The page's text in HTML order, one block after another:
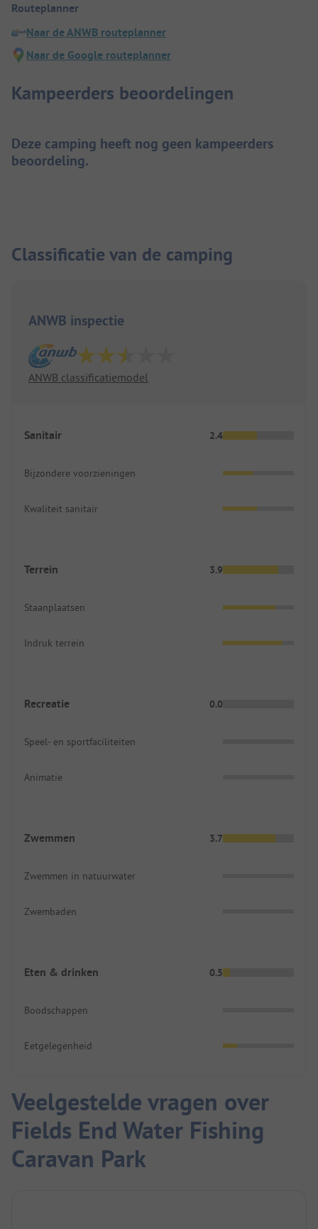
Routeplanner
Naar de ANWB routeplanner
Naar de Google routeplanner
Kampeerders beoordelingen
Deze camping heeft nog geen kampeerders
beoordeling.
Classificatie van de camping
ANWB inspectie
ANWB classificatiemodel
Sanitair 2.4
Bijzondere voorzieningen
Kwaliteit sanitair
Terrein 3.9
Staanplaatsen
Indruk terrein
Recreatie 0.0
Speel- en sportfaciliteiten
Animatie
Zwemmen 3.7
Zwemmen in natuurwater
Zwembaden
Eten & drinken 0.5
Boodschappen
Eetgelegenheid
Veelgestelde vragen over
Fields End Water Fishing
Caravan Park